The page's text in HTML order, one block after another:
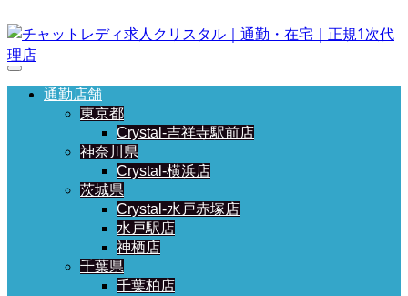
通勤店舗
東京都
Crystal-吉祥寺駅前店
神奈川県
Crystal-横浜店
茨城県
Crystal-水戸赤塚店
水戸駅店
神栖店
千葉県
千葉柏店